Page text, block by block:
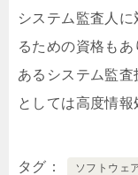
システム監査人
るための資格も
あるシステム監
としては高度情報
タグ ソフトウェ